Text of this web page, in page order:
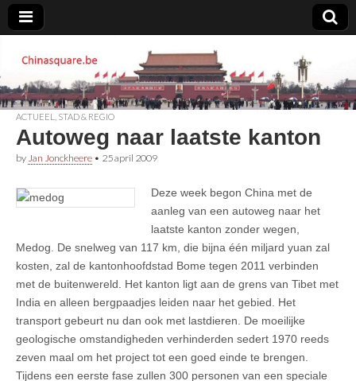
Chinasquare.be
ACTUEEL STAD & REGIO
Autoweg naar laatste kanton
by Jan Jonckheere • 25 april 2009
Deze week begon China met de
aanleg van een autoweg naar het
laatste kanton zonder wegen,
Medog. De snelweg van 117 km, die bijna één miljard yuan zal
kosten, zal de kantonhoofdstad Bome tegen 2011 verbinden
met de buitenwereld. Het kanton ligt aan de grens van Tibet met
India en alleen bergpaadjes leiden naar het gebied. Het
transport gebeurt nu dan ook met lastdieren. De moeilijke
geologische omstandigheden verhinderden sedert 1970 reeds
zeven maal om het project tot een goed einde te brengen.
Tijdens een eerste fase zullen 300 personen van een speciale